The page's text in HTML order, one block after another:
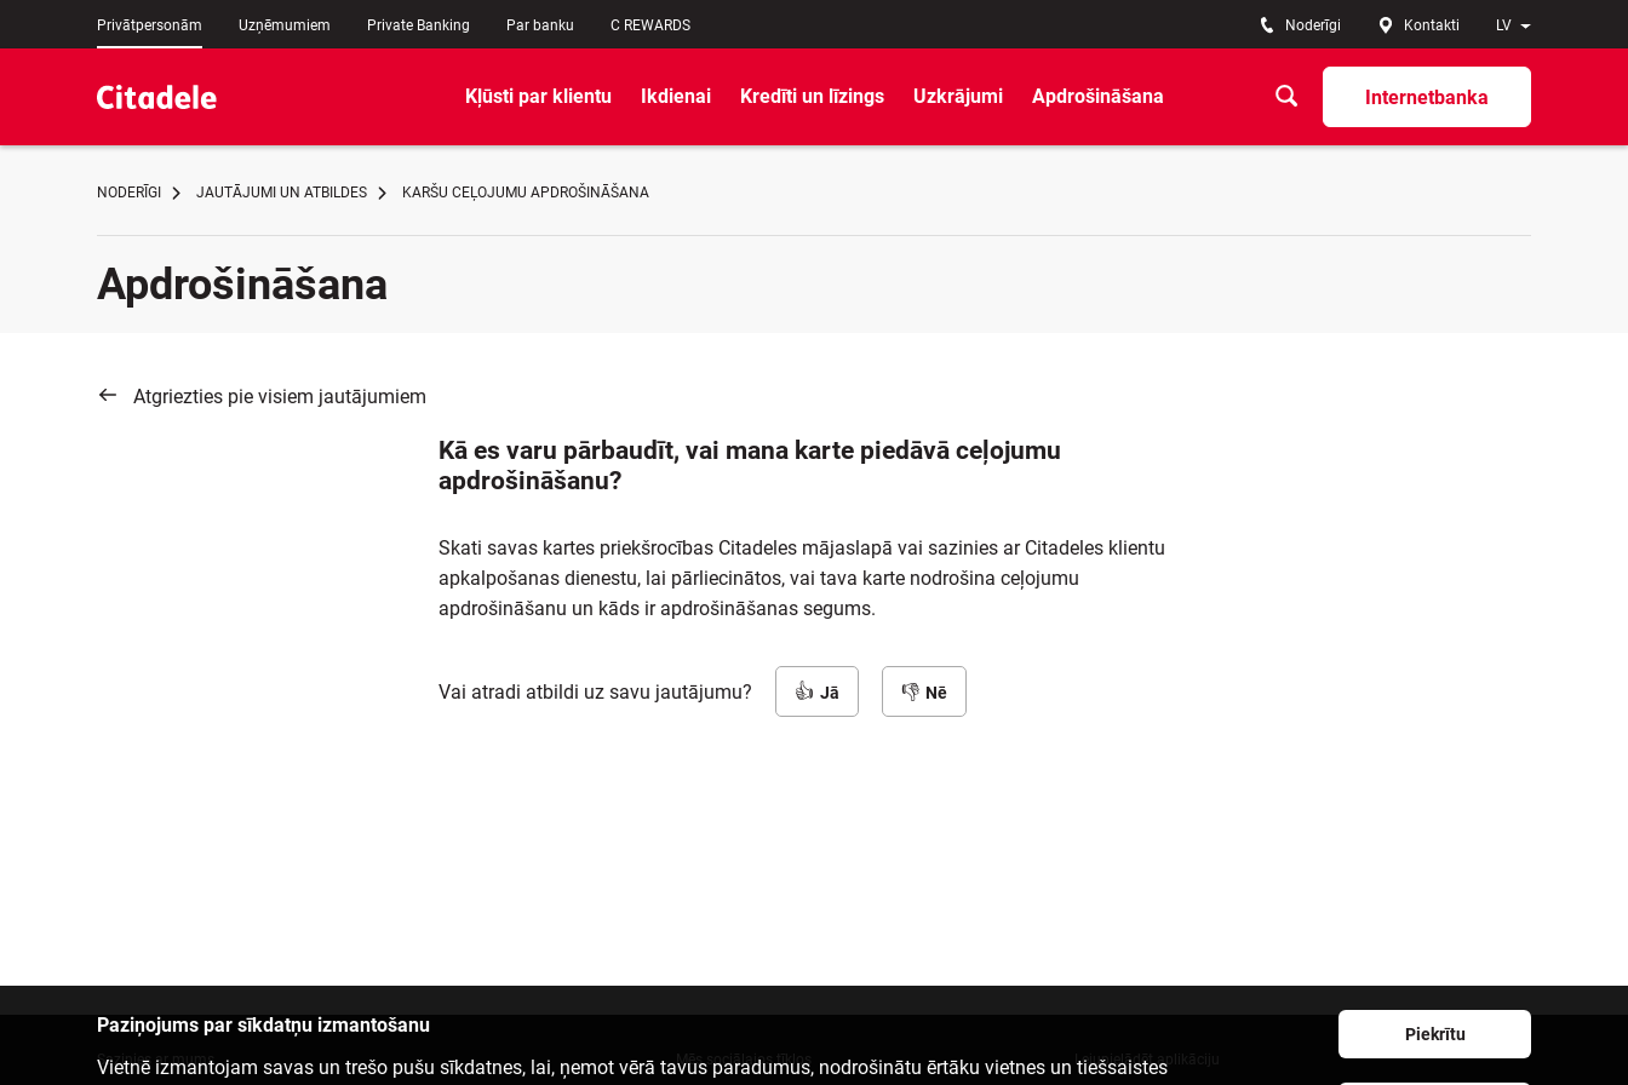
Privātpersonām Uzņēmumiem Private Banking Par banku C REWARDS LV
Noderīgi Kontakti
Internetbanka
Kļūsti par klientu Ikdienai Kredīti un līzings Uzkrājumi Apdrošināšana
NODERĪGI JAUTĀJUMI UN ATBILDES KARŠU CEĻOJUMU APDROŠINĀŠANA
Apdrošināšana
Atgriezties pie visiem jautājumiem
Kā es varu pārbaudīt, vai mana karte piedāvā ceļojumu
apdrošināšanu?
Skati savas kartes priekšrocības Citadeles mājaslapā vai sazinies ar Citadeles klientu
apkalpošanas dienestu, lai pārliecinātos, vai tava karte nodrošina ceļojumu
apdrošināšanu un kāds ir apdrošināšanas segums.
Vai atradi atbildi uz savu jautājumu? Jā Nē
Paziņojums par sīkdatņu izmantošanu
Vietnē izmantojam savas un trešo pušu sīkdatnes, lai, ņemot vērā tavus paradumus, nodrošinātu ērtāku vietnes un tiešsaistes
Piekrītu
Sazinies ar mums Mēs sociālajos tīklos Lejupielādēt aplikāciju